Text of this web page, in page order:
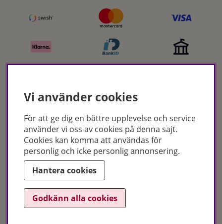
Vi använder cookies
För att ge dig en bättre upplevelse och service
använder vi oss av cookies på denna sajt.
Cookies kan komma att användas för
personlig och icke personlig annonsering.
Hantera cookies
Godkänn alla cookies